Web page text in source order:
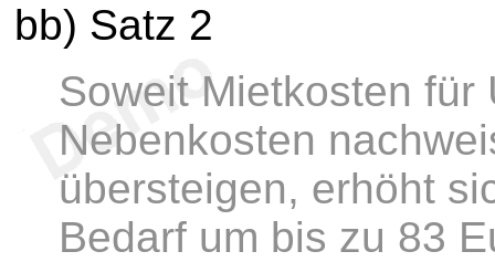
bb) Satz 2
Soweit Mietkosten für
Nebenkosten
übersteigen, erhöht
Bedarf um bis zu 83